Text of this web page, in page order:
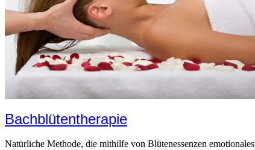
Bachblütentherapie
Natürliche Methode, die mithilfe von Blütenessenzen emotionales